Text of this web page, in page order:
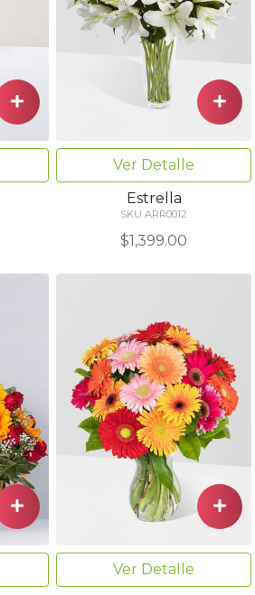
Ver Detalle
Estrella
SKU ARR0012
$1,399.00
Ver Detalle